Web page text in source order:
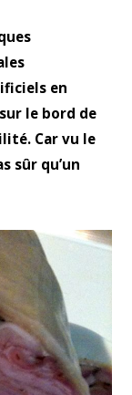
en
le bord de
Car vu le
sûr qu’un